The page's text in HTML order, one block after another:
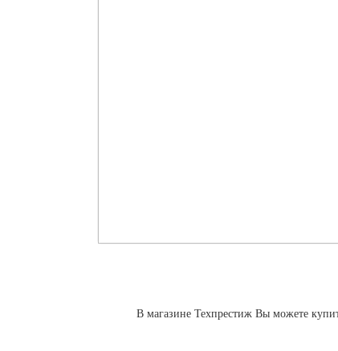
В магазине Техпрестиж Вы можете